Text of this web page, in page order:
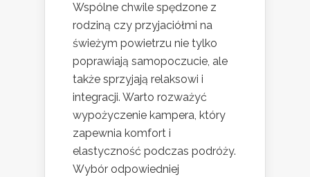
Wspólne chwile spędzone z
rodziną czy przyjaciółmi na
świeżym powietrzu nie tylko
poprawiają samopoczucie, ale
także sprzyjają relaksowi i
integracji. Warto rozważyć
wypożyczenie kampera, który
zapewnia komfort i
elastyczność podczas podróży.
Wybór odpowiedniej